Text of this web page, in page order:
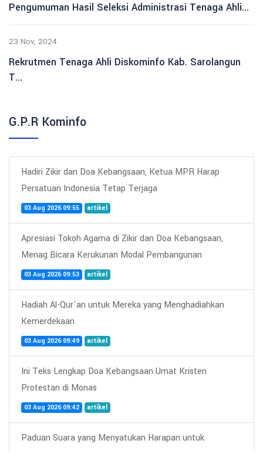
Pengumuman Hasil Seleksi Administrasi Tenaga Ahli...
23 Nov, 2024
Rekrutmen Tenaga Ahli Diskominfo Kab. Sarolangun
T...
G.P.R Kominfo
Hadiri Zikir dan Doa Kebangsaan, Ketua MPR Harap
Persatuan Indonesia Tetap Terjaga
03 Aug 2026 09:55 artikel
Apresiasi Tokoh Agama di Zikir dan Doa Kebangsaan,
Menag Bicara Kerukunan Modal Pembangunan
03 Aug 2026 09:53 artikel
Hadiah Al-Qur'an untuk Mereka yang Menghadiahkan
Kemerdekaan
03 Aug 2026 09:49 artikel
Ini Teks Lengkap Doa Kebangsaan Umat Kristen
Protestan di Monas
03 Aug 2026 09:42 artikel
Paduan Suara yang Menyatukan Harapan untuk